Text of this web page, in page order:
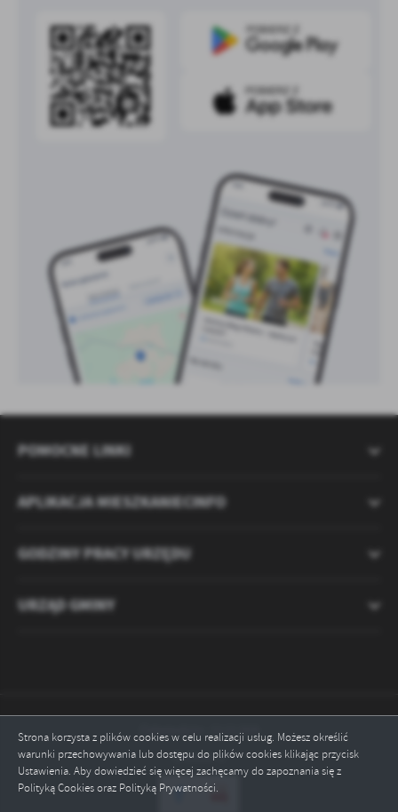
Strona korzysta z plików cookies w celu realizacji usług. Możesz określić
warunki przechowywania lub dostępu do plików cookies klikając przycisk
Ustawienia. Aby dowiedzieć się więcej zachęcamy do zapoznania się z
Polityką Cookies oraz Polityką Prywatności.
POMOCNE LINKI
APLIKACJA MIESZKANIECINFO
GODZINY PRACY URZĘDU
URZĄD GMINY
Odwiedzin: 2121359
Online: 2